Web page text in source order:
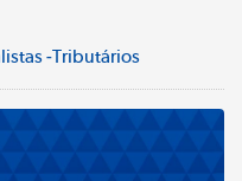
-Tributários